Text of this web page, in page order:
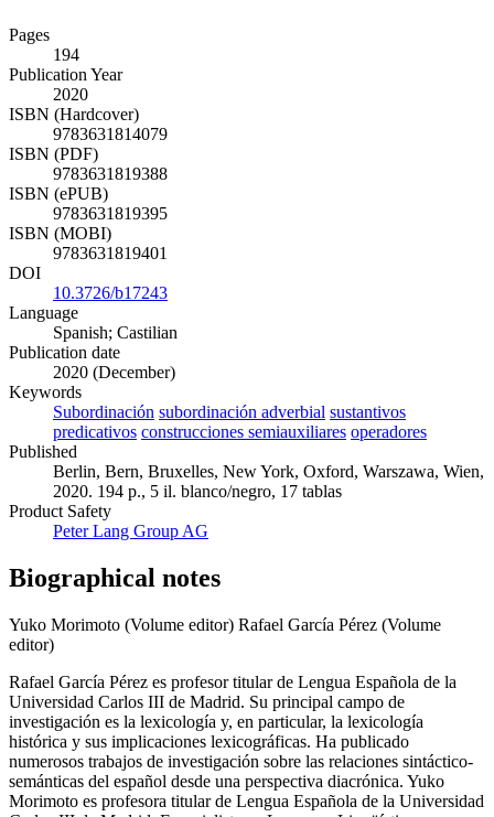
Pages
194
Publication Year
2020
ISBN (Hardcover)
9783631814079
ISBN (PDF)
9783631819388
ISBN (ePUB)
9783631819395
ISBN (MOBI)
9783631819401
DOI
10.3726/b17243
Language
Spanish; Castilian
Publication date
2020 (December)
Keywords
Subordinación subordinación adverbial sustantivos
predicativos construcciones semiauxiliares operadores
Published
Berlin, Bern, Bruxelles, New York, Oxford, Warszawa, Wien,
2020. 194 p., 5 il. blanco/negro, 17 tablas
Product Safety
Peter Lang Group AG
Biographical notes
Yuko Morimoto (Volume editor) Rafael García Pérez (Volume
editor)
Rafael García Pérez es profesor titular de Lengua Española de la
Universidad Carlos III de Madrid. Su principal campo de
investigación es la lexicología y, en particular, la lexicología
histórica y sus implicaciones lexicográficas. Ha publicado
numerosos trabajos de investigación sobre las relaciones sintáctico-
semánticas del español desde una perspectiva diacrónica. Yuko
Morimoto es profesora titular de Lengua Española de la Universidad